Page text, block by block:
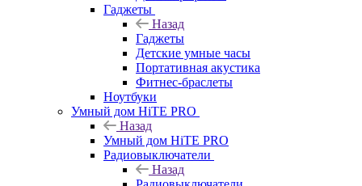
Гаджеты
Назад
Гаджеты
Детские умные часы
Портативная акустика
Фитнес-браслеты
Ноутбуки
Умный дом HiTE PRO
Назад
Умный дом HiTE PRO
Радиовыключатели
Назад